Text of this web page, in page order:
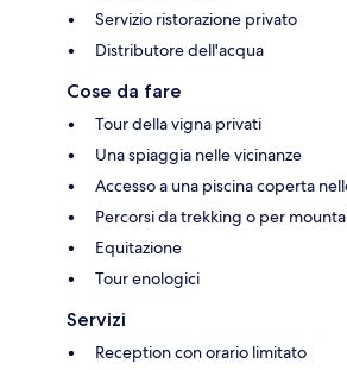
Servizio ristorazione privato
Distributore dell'acqua
Cose da fare
Tour della vigna privati
Una spiaggia nelle vicinanze
Accesso a una piscina coperta
Percorsi da trekking o per
Equitazione
Tour enologici
Servizi
Reception con orario limitato